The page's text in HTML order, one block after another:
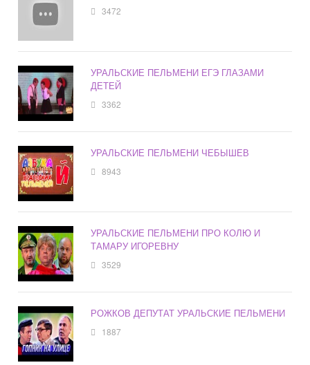
3472
УРАЛЬСКИЕ ПЕЛЬМЕНИ ЕГЭ ГЛАЗАМИ
ДЕТЕЙ
3362
УРАЛЬСКИЕ ПЕЛЬМЕНИ ЧЕБЫШЕВ
8943
УРАЛЬСКИЕ ПЕЛЬМЕНИ ПРО КОЛЮ И
ТАМАРУ ИГОРЕВНУ
3529
РОЖКОВ ДЕПУТАТ УРАЛЬСКИЕ ПЕЛЬМЕНИ
1887